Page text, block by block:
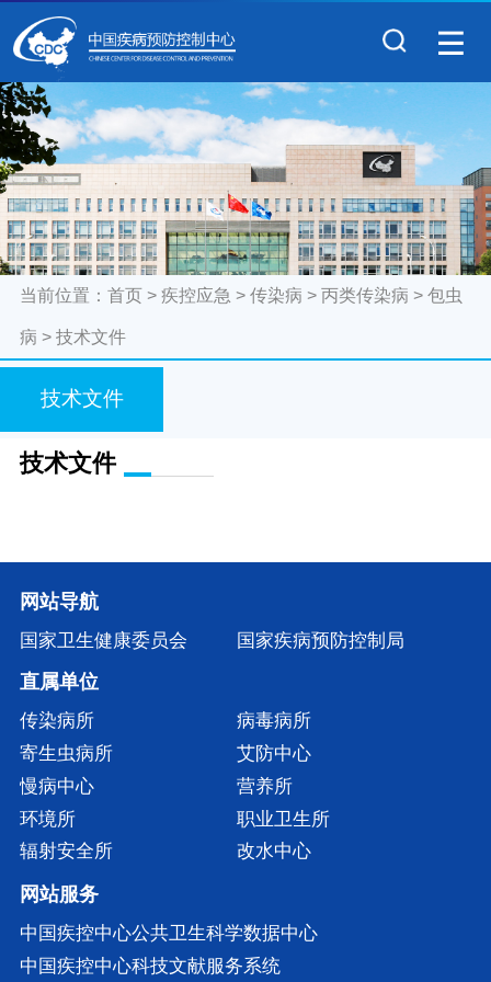
当前位置： 首页> 疾控应急 > 传染病 > 丙类传染病 > 包虫
病 > 技术文件
技术文件
技术文件
网站导航
国家卫生健康委员会 国家疾病预防控制局
直属单位
传染病所
病毒病所
寄生虫病所
艾防中心
慢病中心
营养所
环境所
职业卫生所
辐射安全所
改水中心
网站服务
中国疾控中心公共卫生科学数据中心
中国疾控中心科技文献服务系统